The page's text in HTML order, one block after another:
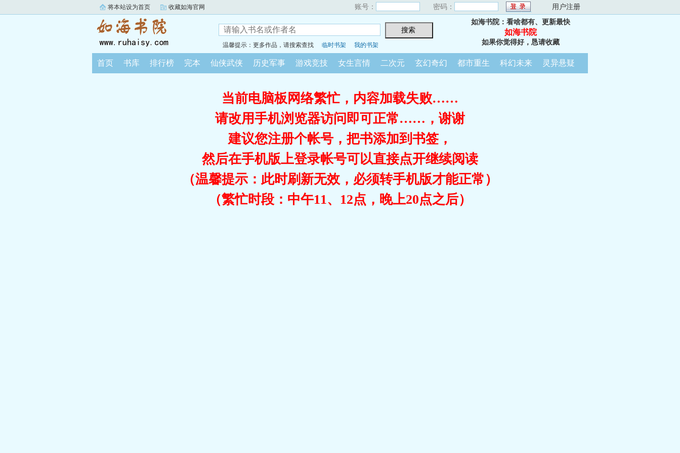
将本站设为首页 收藏如海官网 账号： 密码： 用户注册
温馨提示：更多作品，请搜索查找 临时书架 我的书架
如海书院：看啥都有、更新最快
如海书院
如果你觉得好，恳请收藏
首页 书库 排行榜 完本 仙侠武侠 历史军事 游戏竞技 女生言情 二次元 玄幻奇幻 都市重生 科幻未来 灵异悬疑
当前电脑板网络繁忙，内容加载失败……
请改用手机浏览器访问即可正常……，谢谢
建议您注册个帐号，把书添加到书签，
然后在手机版上登录帐号可以直接点开继续阅读
（温馨提示：此时刷新无效，必须转手机版才能正常）
（繁忙时段：中午11、12点，晚上20点之后）